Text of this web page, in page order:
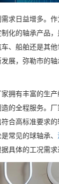
求日益增多。作
化的轴承产品
、船舶还是其
展，弥勒市的
拥有丰富的生
的全程服务。
合高标准要求的
常见的球轴承、
具体的工况需求